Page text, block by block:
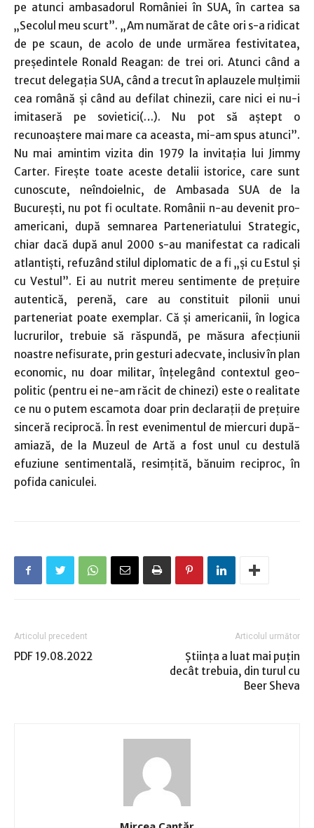
pe atunci ambasadorul României în SUA, în cartea sa
„Secolul meu scurt”. „Am numărat de câte ori s-a ridicat
de pe scaun, de acolo de unde urmărea festivitatea,
preşedintele Ronald Reagan: de trei ori. Atunci când a
trecut delegaţia SUA, când a trecut în aplauzele mulţimii
cea română şi când au defilat chinezii, care nici ei nu-i
imitaseră pe sovietici(…). Nu pot să aştept o
recunoaştere mai mare ca aceasta, mi-am spus atunci”.
Nu mai amintim vizita din 1979 la invitaţia lui Jimmy
Carter. Fireşte toate aceste detalii istorice, care sunt
cunoscute, neîndoielnic, de Ambasada SUA de la
Bucureşti, nu pot fi ocultate. Românii n-au devenit pro-
americani, după semnarea Parteneriatului Strategic,
chiar dacă după anul 2000 s-au manifestat ca radicali
atlantişti, refuzând stilul diplomatic de a fi „şi cu Estul şi
cu Vestul”. Ei au nutrit mereu sentimente de preţuire
autentică, perenă, care au constituit pilonii unui
parteneriat poate exemplar. Că şi americanii, în logica
lucrurilor, trebuie să răspundă, pe măsura afecţiunii
noastre nefisurate, prin gesturi adecvate, inclusiv în plan
economic, nu doar militar, înţelegând contextul geo-
politic (pentru ei ne-am răcit de chinezi) este o realitate
ce nu o putem escamota doar prin declaraţii de preţuire
sinceră reciprocă. În rest evenimentul de miercuri după-
amiază, de la Muzeul de Artă a fost unul cu destulă
efuziune sentimentală, resimţită, bănuim reciproc, în
pofida caniculei.
Articolul precedent
PDF 19.08.2022
Articolul următor
Ştiinţa a luat mai puţin
decât trebuia, din turul cu
Beer Sheva